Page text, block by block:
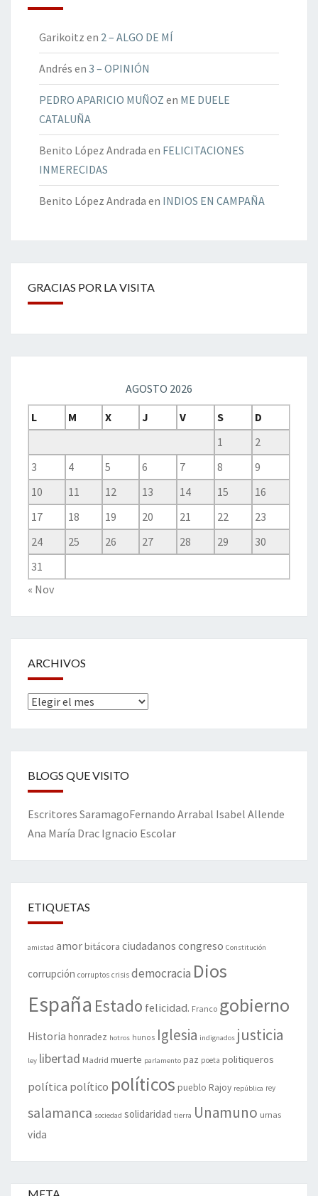
Garikoitz en 2 – ALGO DE MÍ
Andrés en 3 – OPINIÓN
PEDRO APARICIO MUÑOZ en ME DUELE
CATALUÑA
Benito López Andrada en FELICITACIONES
INMERECIDAS
Benito López Andrada en INDIOS EN CAMPAÑA
GRACIAS POR LA VISITA
AGOSTO 2026
L
M X J V S
D
1
2
3
4 5 6 7 8
9
10
11 12 13 14 15
16
17
18 19 20 21 22
23
24
25 26 27 28 29
30
31
« Nov
ARCHIVOS
Archivos
BLOGS QUE VISITO
Escritores SaramagoFernando Arrabal Isabel Allende
Ana María Drac Ignacio Escolar
ETIQUETAS
amistad amorbitácora ciudadanos congreso Constitución
corrupción corruptos crisis democracia Dios
España Estado felicidad. Franco gobierno
Historia honradez hotros hunos Iglesia indignados justicia
ley libertad Madrid muerte parlamento paz poeta politiqueros
política político políticos pueblo Rajoy república rey
salamanca sociedad solidaridad tierra Unamuno urnas
vida